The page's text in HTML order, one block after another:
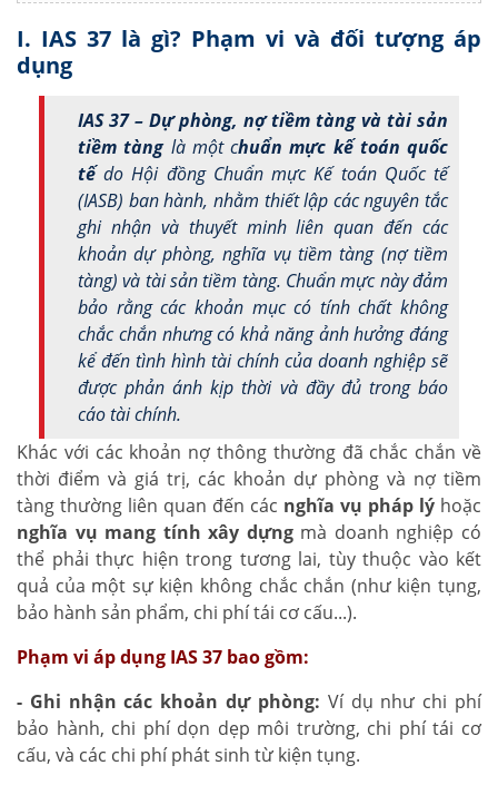
I. IAS 37 là gì? Phạm vi và đối tượng áp
dụng
IAS 37 – Dự phòng, nợ tiềm tàng và tài sản
tiềm tànglà một chuẩn mực kế toán quốc
tếdo Hội đồng Chuẩn mực Kế toán Quốc tế
(IASB) ban hành, nhằm thiết lập các nguyên tắc
ghi nhận và thuyết minh liên quan đến các
khoản dự phòng, nghĩa vụ tiềm tàng (nợ tiềm
tàng) và tài sản tiềm tàng. Chuẩn mực này đảm
bảo rằng các khoản mục có tính chất không
chắc chắn nhưng có khả năng ảnh hưởng đáng
kể đến tình hình tài chính của doanh nghiệp sẽ
được phản ánh kịp thời và đầy đủ trong báo
cáo tài chính.
Khác với các khoản nợ thông thường đã chắc chắn về
thời điểm và giá trị, các khoản dự phòng và nợ tiềm
tàng thường liên quan đến các nghĩa vụ pháp lý hoặc
nghĩa vụ mang tính xây dựngmà doanh nghiệp có
thể phải thực hiện trong tương lai, tùy thuộc vào kết
quả của một sự kiện không chắc chắn (như kiện tụng,
bảo hành sản phẩm, chi phí tái cơ cấu...).
Phạm vi áp dụng IAS 37 bao gồm:
- Ghi nhận các khoản dự phòng: Ví dụ như chi phí
bảo hành, chi phí dọn dẹp môi trường, chi phí tái cơ
cấu, và các chi phí phát sinh từ kiện tụng.